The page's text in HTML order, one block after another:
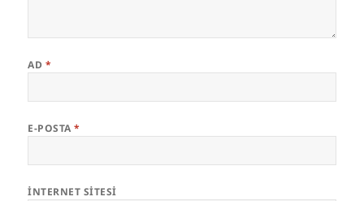
AD *
E-POSTA*
İNTERNET SITESI